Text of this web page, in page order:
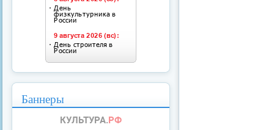
Баннеры